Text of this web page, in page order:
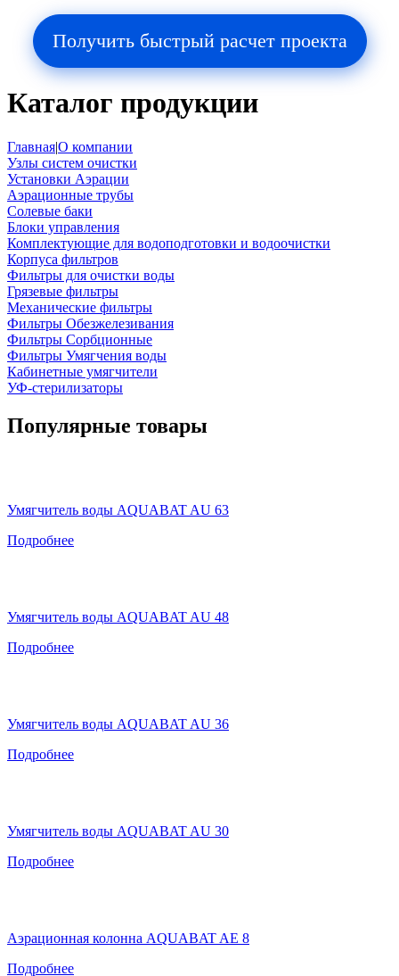
Получить быстрый расчет проекта
Каталог продукции
Главная|О компании
Узлы систем очистки
Установки Аэрации
Аэрационные трубы
Солевые баки
Блоки управления
Комплектующие для водоподготовки и водоочистки
Корпуса фильтров
Фильтры для очистки воды
Грязевые фильтры
Механические фильтры
Фильтры Обезжелезивания
Фильтры Сорбционные
Фильтры Умягчения воды
Кабинетные умягчители
УФ-стерилизаторы
Популярные товары
Умягчитель воды AQUABAT AU 63
Подробнее
Умягчитель воды AQUABAT AU 48
Подробнее
Умягчитель воды AQUABAT AU 36
Подробнее
Умягчитель воды AQUABAT AU 30
Подробнее
Аэрационная колонна AQUABAT AE 8
Подробнее